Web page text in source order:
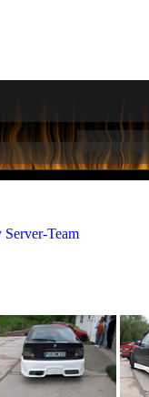
Team